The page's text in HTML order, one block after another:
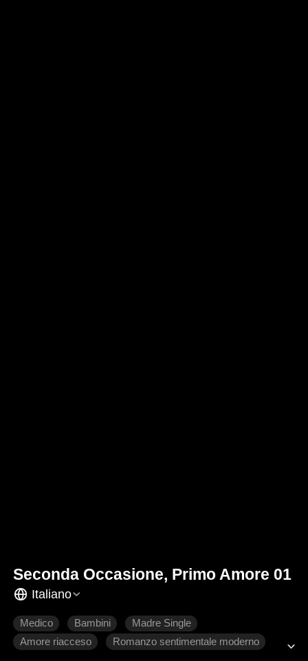
Seconda Occasione, Primo Amore 01
Italiano
Medico Bambini
Madre Single
Amore riacceso
Romanzo sentimentale moderno